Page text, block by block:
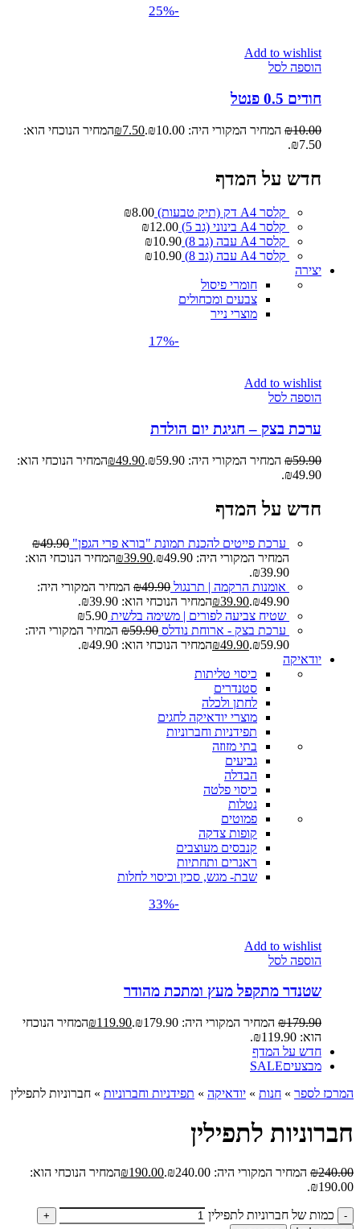
-25%
Add to wishlist
הוספה לסל
חודים 0.5 פנטל
₪10.00 המחיר המקורי היה: ₪10.00. ₪7.50
המחיר הנוכחי הוא:
₪7.50.
חדש על המדף
קלסר A4 דק (תיק טבעות) ₪8.00
קלסר A4 בינוני (גב 5)
₪12.00
קלסר A4 עבה (גב 8)
₪10.90
קלסר A4 עבה (גב 8)
₪10.90
יצירה
חומרי פיסול
צבעים ומכחולים
מוצרי נייר
-17%
Add to wishlist
הוספה לסל
ערכת בצק – חגיגת יום הולדת
₪59.90 המחיר המקורי היה: ₪59.90. ₪49.90
המחיר הנוכחי הוא:
₪49.90.
חדש על המדף
ערכת פייטים להכנת תמונת "בורא פרי הגפן" ₪49.90
המחיר המקורי היה: ₪49.90.
₪39.90
המחיר הנוכחי הוא:
₪39.90.
אומנות הרקמה | תרנגול
₪49.90
המחיר המקורי היה:
₪49.90.
₪39.90
המחיר הנוכחי הוא: ₪39.90.
שטיח צביעה לפורים | משימה בלשית
₪5.90
ערכת בצק - ארוחת נודלס
₪59.90
המחיר המקורי היה:
₪59.90.
₪49.90
המחיר הנוכחי הוא: ₪49.90.
יודאיקה
כיסוי טליתות
סטנדרים
לחתן ולכלה
מוצרי יודאיקה לחגים
תפידניות וחברוניות
בתי מזוזה
גביעים
הבדלה
כיסוי פלטה
נטלות
פמוטים
קופות צדקה
קנבסים מעוצבים
ראנרים ותחתיות
שבת- מגש, סכין וכיסוי לחלות
-33%
Add to wishlist
הוספה לסל
שטנדר מתקפל מעץ ומתכת מהודר
₪179.90 המחיר המקורי היה: ₪179.90. ₪119.90
המחיר הנוכחי
הוא: ₪119.90.
חדש על המדף
מבצעיםSALE
המרכז לספר » חנות » יודאיקה » תפידניות וחברוניות » חברוניות לתפילין
חברוניות לתפילין
₪240.00 המחיר המקורי היה: ₪240.00. ₪190.00
המחיר הנוכחי הוא:
₪190.00.
כמות של חברוניות לתפילין